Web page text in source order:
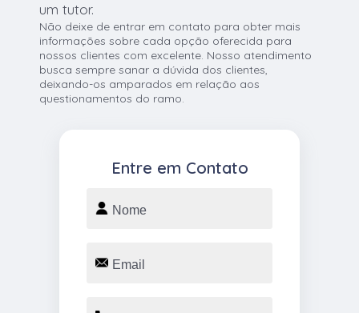
um tutor.
Não deixe de entrar em contato para obter mais
informações sobre cada opção oferecida para
nossos clientes com excelente. Nosso atendimento
busca sempre sanar a dúvida dos clientes,
deixando-os amparados em relação aos
questionamentos do ramo.
Entre em Contato